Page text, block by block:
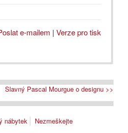
e-mailem | Verze pro tisk
Slavný Pascal Mourgue o designu >>
nábytek Nezmeškejte